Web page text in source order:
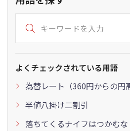
よくチェックされている用語
為替レート（360円からの円
半値八掛け二割引
落ちてくるナイフはつかむな